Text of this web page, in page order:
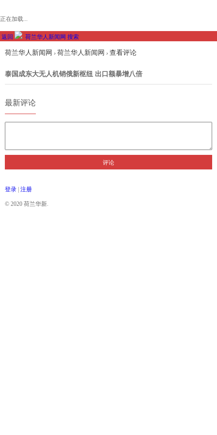
正在加载...
返回 荷兰华人新闻网 搜索
荷兰华人新闻网 › 荷兰华人新闻网 › 查看评论
泰国成东大无人机销俄新枢纽 出口额暴增八倍
最新评论
评论
登录 注册
© 2020 荷兰华新.